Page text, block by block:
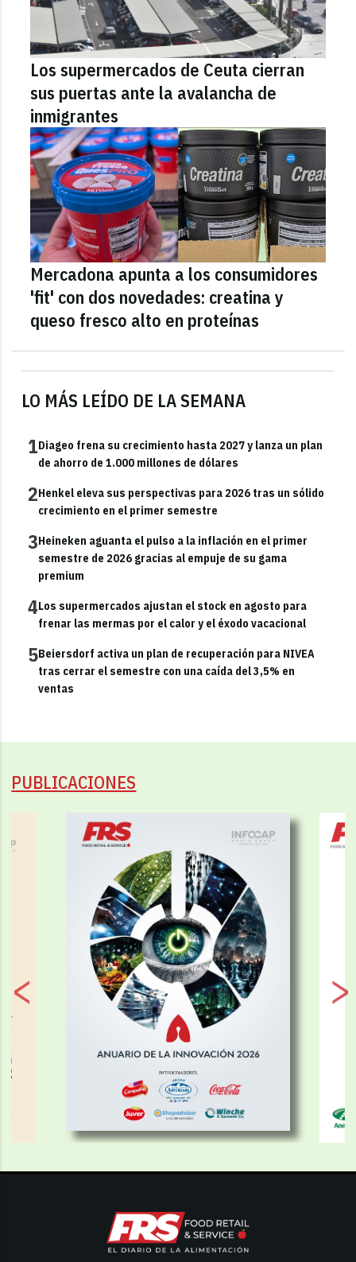
LO MÁS LEÍDO DE LA SEMANA
1Diageo frena su crecimiento hasta 2027 y lanza un plan
de ahorro de 1.000 millones de dólares
2Henkel eleva sus perspectivas para 2026 tras un sólido
crecimiento en el primer semestre
3Heineken aguanta el pulso a la inflación en el primer
semestre de 2026 gracias al empuje de su gama
premium
4Los supermercados ajustan el stock en agosto para
frenar las mermas por el calor y el éxodo vacacional
5Beiersdorf activa un plan de recuperación para NIVEA
tras cerrar el semestre con una caída del 3,5% en
ventas
Los supermercados de Ceuta cierran
sus puertas ante la avalancha de
inmigrantes
Mercadona apunta a los consumidores
'fit' con dos novedades: creatina y
queso fresco alto en proteínas
PUBLICACIONES